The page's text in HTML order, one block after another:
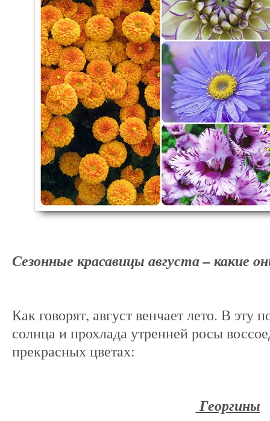
Сезонные красавицы августа – какие
Как говорят, август венчает лето. В эту
солнца и прохлада утренней росы
прекрасных цветах:
Георгины